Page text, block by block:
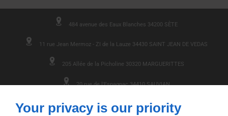
484 avenue des Eaux Blanches 34200 SÈTE
11 rue Jean Mermoz - ZI de la Lauze 34430 SAINT JEAN DE VEDAS
205 Allée de la Picholine 30320 MARGUERITTES
20 rue de l'Espagnac 34410 SAUVIAN
09 74 56 96 26
Your privacy is our priority